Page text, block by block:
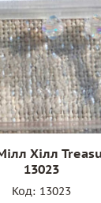
Хілл
13023
Код: 13023